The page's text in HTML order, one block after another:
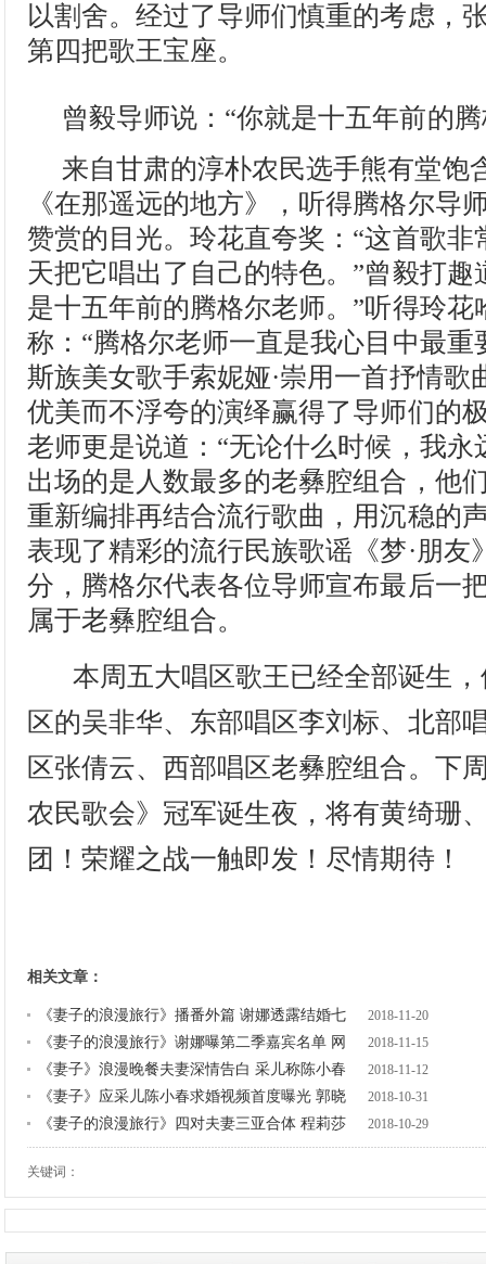
以割舍。经过了导师们慎重的考虑，
第四把歌王宝座。
曾毅导师说：“你就是十五年前的
来自甘肃的淳朴农民选手熊有堂饱
《在那遥远的地方》，听得腾格尔导
赞赏的目光。玲花直夸奖：“这首歌非
天把它唱出了自己的特色。”曾毅打趣
是十五年前的腾格尔老师。”听得玲花
称：“腾格尔老师一直是我心目中最重
斯族美女歌手索妮娅·崇用一首抒情歌
优美而不浮夸的演绎赢得了导师们的
老师更是说道：“无论什么时候，我永
出场的是人数最多的老彝腔组合，他
重新编排再结合流行歌曲，用沉稳的
表现了精彩的流行民族歌谣《梦·朋友
分，腾格尔代表各位导师宣布最后一
属于老彝腔组合。
本周五大唱区歌王已经全部诞生
区的吴非华、东部唱区李刘标、北部
区张倩云、西部唱区老彝腔组合。下
农民歌会》冠军诞生夜，将有黄绮珊
团！荣耀之战一触即发！尽情期待！
相关文章：
《妻子的浪漫旅行》播番外篇 谢娜透露结婚七 2018-11-20
《妻子的浪漫旅行》谢娜曝第二季嘉宾名单 网 2018-11-15
《妻子》浪漫晚餐夫妻深情告白 采儿称陈小春 2018-11-12
《妻子》应采儿陈小春求婚视频首度曝光 郭晓 2018-10-31
《妻子的浪漫旅行》四对夫妻三亚合体 程莉莎 2018-10-29
关键词：